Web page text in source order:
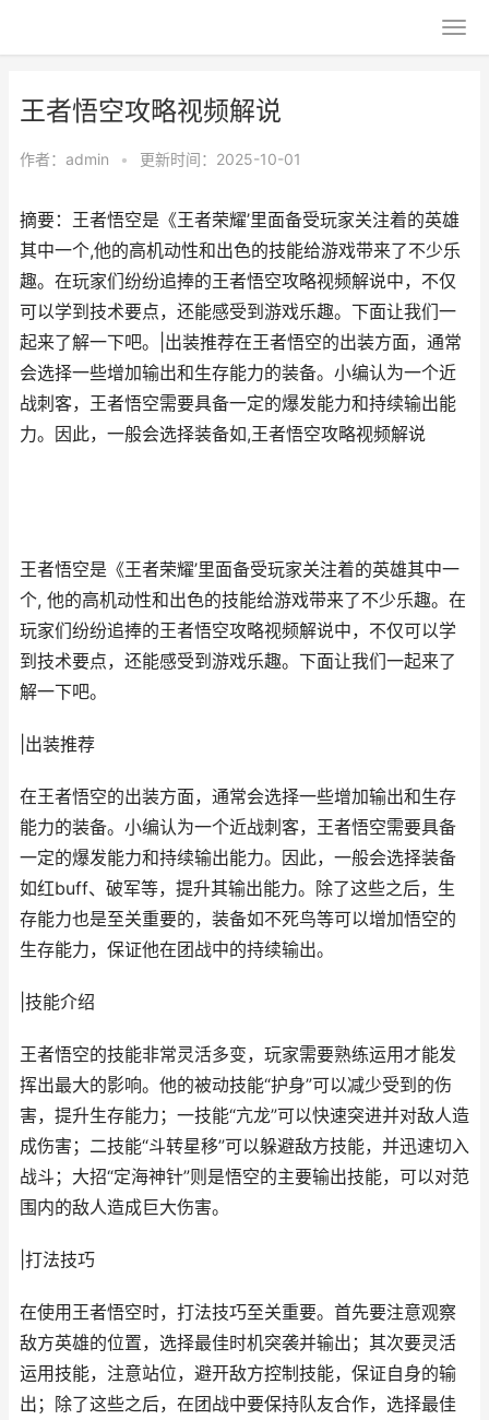
王者悟空攻略视频解说
作者： admin • 更新时间：2025-10-01
摘要：王者悟空是《王者荣耀’里面备受玩家关注着的英雄
其中一个,他的高机动性和出色的技能给游戏带来了不少乐
趣。在玩家们纷纷追捧的王者悟空攻略视频解说中，不仅
可以学到技术要点，还能感受到游戏乐趣。下面让我们一
起来了解一下吧。|出装推荐在王者悟空的出装方面，通常
会选择一些增加输出和生存能力的装备。小编认为一个近
战刺客，王者悟空需要具备一定的爆发能力和持续输出能
力。因此，一般会选择装备如,王者悟空攻略视频解说
王者悟空是《王者荣耀’里面备受玩家关注着的英雄其中一
个, 他的高机动性和出色的技能给游戏带来了不少乐趣。在
玩家们纷纷追捧的王者悟空攻略视频解说中，不仅可以学
到技术要点，还能感受到游戏乐趣。下面让我们一起来了
解一下吧。
|出装推荐
在王者悟空的出装方面，通常会选择一些增加输出和生存
能力的装备。小编认为一个近战刺客，王者悟空需要具备
一定的爆发能力和持续输出能力。因此，一般会选择装备
如红buff、破军等，提升其输出能力。除了这些之后，生
存能力也是至关重要的，装备如不死鸟等可以增加悟空的
生存能力，保证他在团战中的持续输出。
|技能介绍
王者悟空的技能非常灵活多变，玩家需要熟练运用才能发
挥出最大的影响。他的被动技能“护身”可以减少受到的伤
害，提升生存能力；一技能“亢龙”可以快速突进并对敌人造
成伤害；二技能“斗转星移”可以躲避敌方技能，并迅速切入
战斗；大招“定海神针”则是悟空的主要输出技能，可以对范
围内的敌人造成巨大伤害。
|打法技巧
在使用王者悟空时，打法技巧至关重要。首先要注意观察
敌方英雄的位置，选择最佳时机突袭并输出；其次要灵活
运用技能，注意站位，避开敌方控制技能，保证自身的输
出；除了这些之后，在团战中要保持队友合作，选择最佳